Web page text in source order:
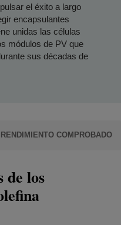
el éxito a largo
encapsulantes
unidas las células
módulos de PV que
sus décadas de
RENDIMIENTO COMPROBADO
de los